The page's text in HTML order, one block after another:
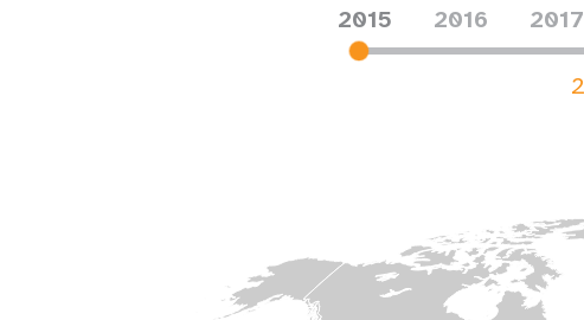
2015 2016 2017